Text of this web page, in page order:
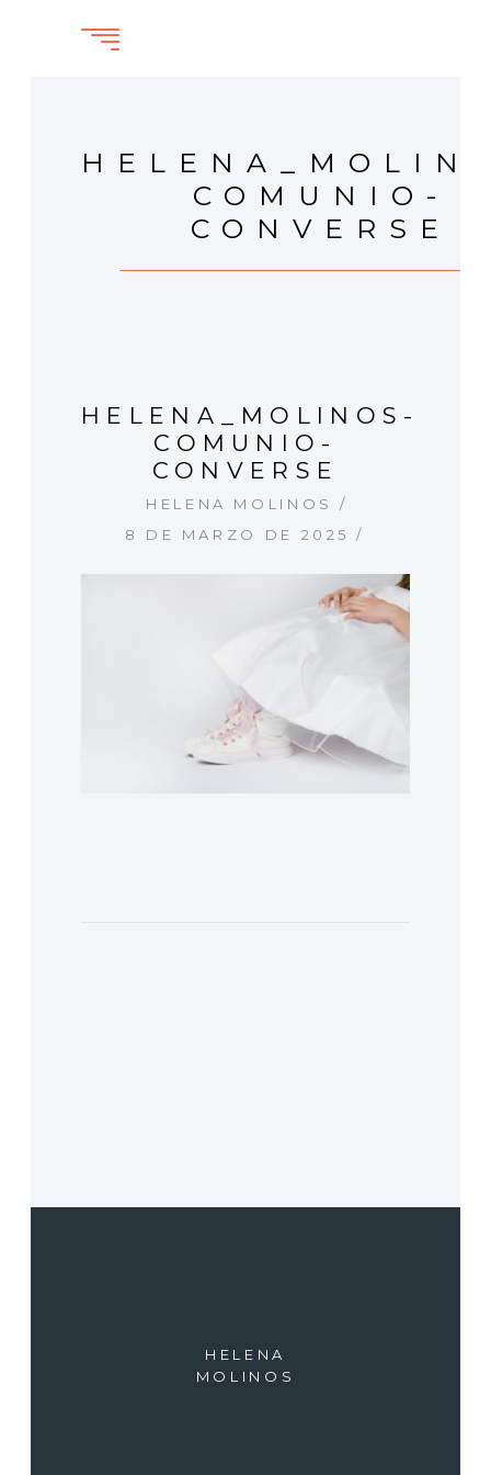
COMUNIO-
CONVERSE
HELENA_MOLINOS-
COMUNIO-
CONVERSE
HELENA MOLINOS
8 DE MARZO DE 2025
HELENA
MOLINOS